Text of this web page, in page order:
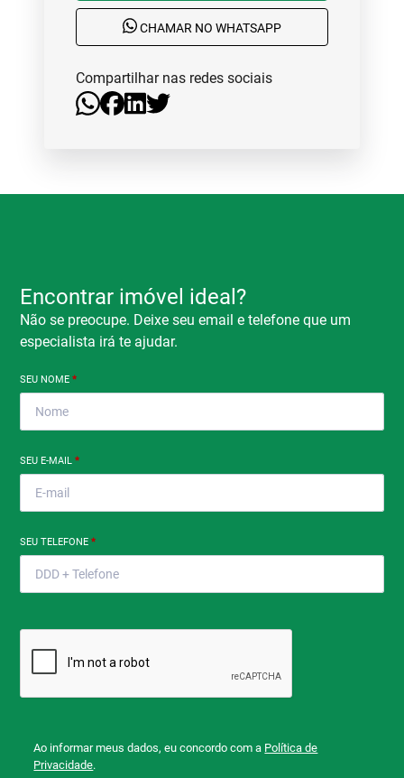
CHAMAR NO WHATSAPP
Compartilhar nas redes sociais
Encontrar imóvel ideal?
Não se preocupe. Deixe seu email e telefone que um
especialista irá te ajudar.
SEU NOME*
SEU E-MAIL*
SEU TELEFONE*
Ao informar meus dados, eu concordo com a Política de
Privacidade.